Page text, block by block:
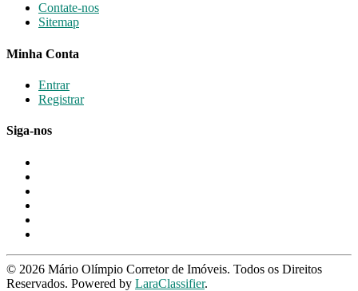
Contate-nos
Sitemap
Minha Conta
Entrar
Registrar
Siga-nos
© 2026 Mário Olímpio Corretor de Imóveis. Todos os Direitos
Reservados. Powered by LaraClassifier.